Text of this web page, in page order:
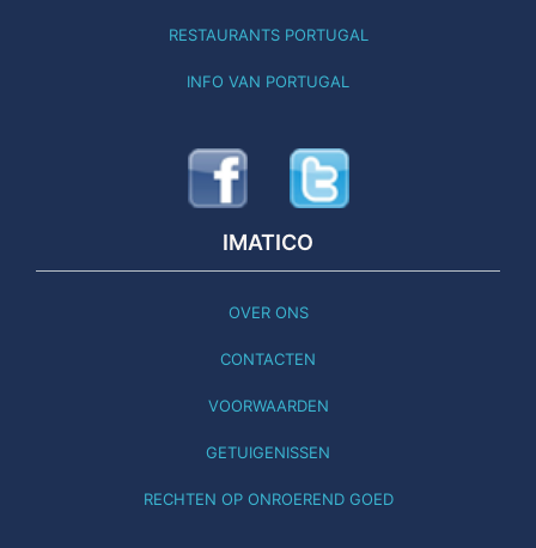
RESTAURANTS PORTUGAL
INFO VAN PORTUGAL
IMATICO
OVER ONS
CONTACTEN
VOORWAARDEN
GETUIGENISSEN
RECHTEN OP ONROEREND GOED